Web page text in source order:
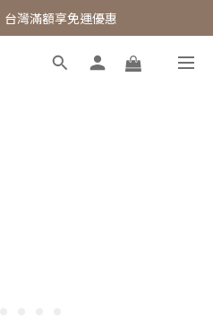
$100元購物金
灣滿額享免運優惠
$100元購物金